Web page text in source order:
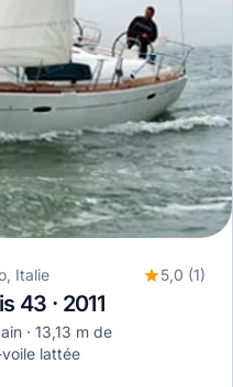
Italie 5,0 (1)
43 · 2011
13,13 m de
lattée